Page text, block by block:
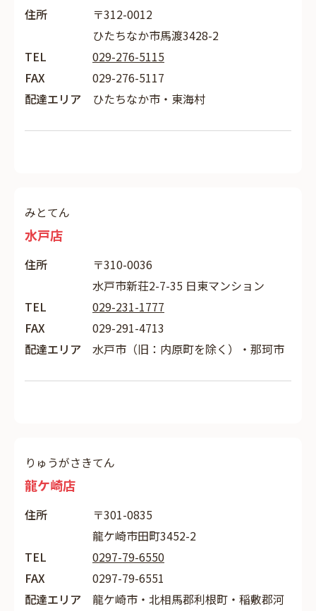
住所
〒312-0012
ひたちなか市馬渡3428-2
TEL
029-276-5115
FAX
029-276-5117
配達エリア
ひたちなか市・東海村
みとてん
水戸店
住所
〒310-0036
水戸市新荘2-7-35 日東マンション
TEL
029-231-1777
FAX
029-291-4713
配達エリア
水戸市（旧：内原町を除く）・那珂市
りゅうがさきてん
龍ケ崎店
住所
〒301-0835
龍ケ崎市田町3452-2
TEL
0297-79-6550
FAX
0297-79-6551
配達エリア
龍ケ崎市・北相馬郡利根町・稲敷郡河